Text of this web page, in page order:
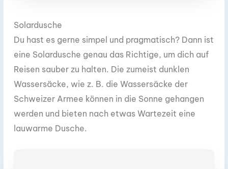
Solardusche
Du hast es gerne simpel und pragmatisch? Dann ist
eine Solardusche genau das Richtige, um dich auf
Reisen sauber zu halten. Die zumeist dunklen
Wassersäcke, wie z. B. die Wassersäcke der
Schweizer Armee können in die Sonne gehangen
werden und bieten nach etwas Wartezeit eine
lauwarme Dusche.